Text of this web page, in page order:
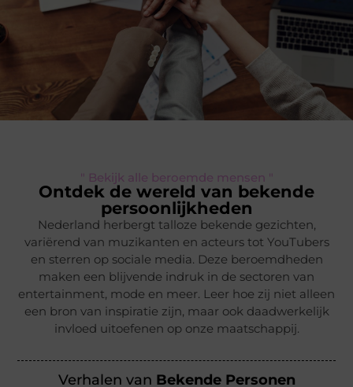
" Bekijk alle beroemde mensen "
Ontdek de wereld van bekende
persoonlijkheden
Nederland herbergt talloze bekende gezichten,
variërend van muzikanten en acteurs tot YouTubers
en sterren op sociale media. Deze beroemdheden
maken een blijvende indruk in de sectoren van
entertainment, mode en meer. Leer hoe zij niet alleen
een bron van inspiratie zijn, maar ook daadwerkelijk
invloed uitoefenen op onze maatschappij.
Verhalen van Bekende Personen